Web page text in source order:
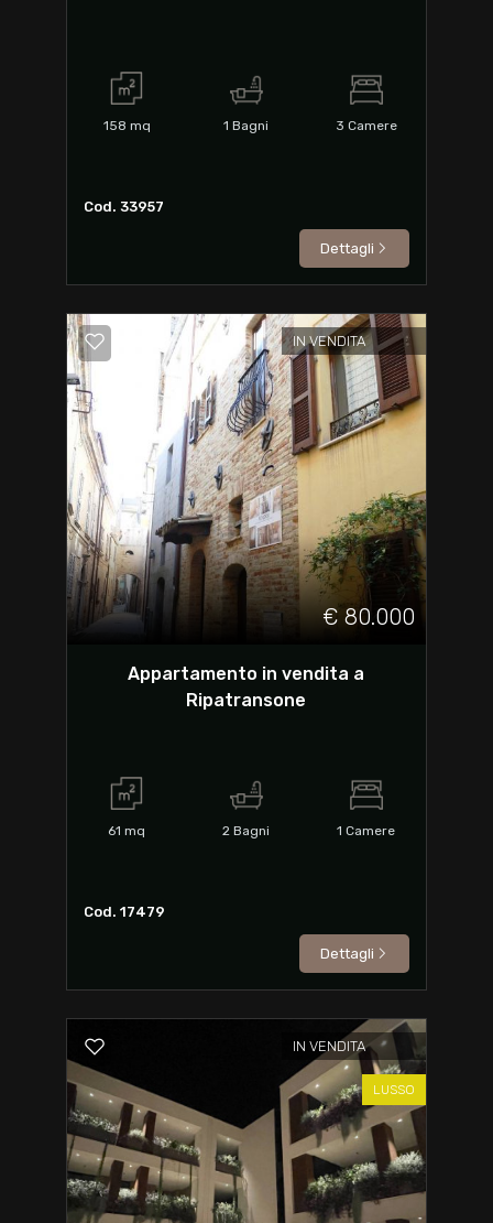
158 mq 1 Bagni 3 Camere
Cod. 33957
Dettagli
IN VENDITA
€ 80.000
Appartamento in vendita a
Ripatransone
61 mq 2 Bagni 1 Camere
Cod. 17479
Dettagli
IN VENDITA
LUSSO